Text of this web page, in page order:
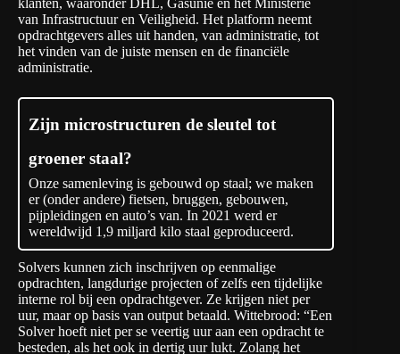
van Infrastructuur en Veiligheid. Het platform neemt
opdrachtgevers alles uit handen, van administratie, tot
het vinden van de juiste mensen en de financiële
administratie.
Zijn microstructuren de sleutel tot
groener staal?
Onze samenleving is gebouwd op staal; we maken
er (onder andere) fietsen, bruggen, gebouwen,
pijpleidingen en auto’s van. In 2021 werd er
wereldwijd 1,9 miljard kilo staal geproduceerd.
Solvers kunnen zich inschrijven op eenmalige
opdrachten, langdurige projecten of zelfs een tijdelijke
interne rol bij een opdrachtgever. Ze krijgen niet per
uur, maar op basis van output betaald. Wittebrood: “Een
Solver hoeft niet per se veertig uur aan een opdracht te
besteden, als het ook in dertig uur lukt. Zolang het